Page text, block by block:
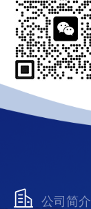
公司简介